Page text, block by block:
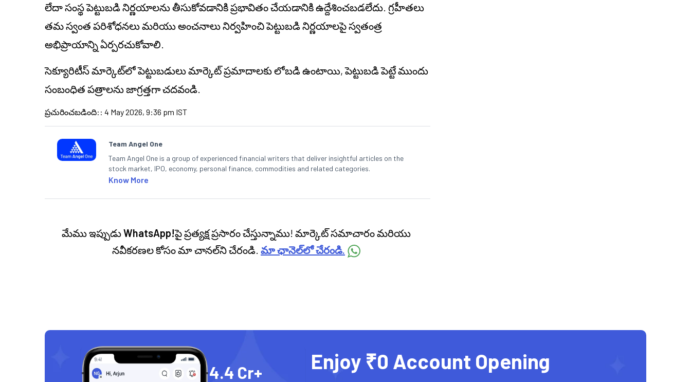
లేదా సంస్థ పెట్టుబడి నిర్ణయాలను తీసుకోవడానికి ప్రభావితం చేయడానికి ఉద్దేశించబడలేదు. గ్రహీతలు
తమ స్వంత పరిశోధనలు మరియు అంచనాలు నిర్వహించి పెట్టుబడి నిర్ణయాలపై స్వతంత్ర
అభిప్రాయాన్ని ఏర్పరచుకోవాలి.
సెక్యూరిటీస్ మార్కెట్‌లో పెట్టుబడులు మార్కెట్ ప్రమాదాలకు లోబడి ఉంటాయి, పెట్టుబడి పెట్టే ముందు
సంబంధిత పత్రాలను జాగ్రత్తగా చదవండి.
ప్రచురించబడింది: : 4 May 2026, 9:36 pm IST
Team Angel One
Team Angel One is a group of experienced financial writers that deliver insightful articles on the
stock market, IPO, economy, personal finance, commodities and related categories.
Know More
మేము ఇప్పుడుWhatsApp!పై ప్రత్యక్ష ప్రసారం చేస్తున్నాము! మార్కెట్ సమాచారం మరియు
నవీకరణల కోసం మా చానల్‌ని చేరండి. మా ఛానెల్‌లో చేరండి.
4.4 Cr+
Enjoy ₹0 Account Opening